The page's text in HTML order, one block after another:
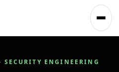
SECURITY ENGINEERING